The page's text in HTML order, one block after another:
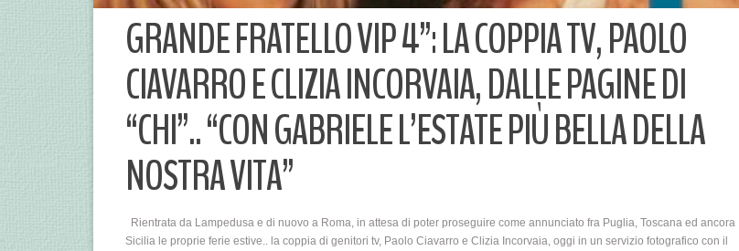
GRANDE FRATELLO VIP 4”: LA COPPIA TV, PAOLO
CIAVARRO E CLIZIA INCORVAIA, DALLE PAGINE DI
“CHI”.. “CON GABRIELE L’ESTATE PIÙ BELLA DELLA
NOSTRA VITA”
Rientrata da Lampedusa e di nuovo a Roma, in attesa di poter proseguire come annunciato fra Puglia, Toscana ed ancora
Sicilia le proprie ferie estive.. la coppia di genitori tv, Paolo Ciavarro e Clizia Incorvaia, oggi in un servizio fotografico con il